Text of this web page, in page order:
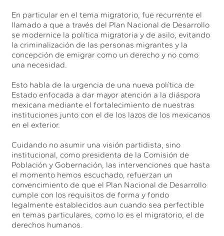
En particular en el tema migratorio, fue recurrente el
llamado a que a través del Plan Nacional de Desarrollo
se modernice la política migratoria y de asilo, evitando
la criminalización de las personas migrantes y la
concepción de emigrar como un derecho y no como
una necesidad.
Esto habla de la urgencia de una nueva política de
Estado enfocada a dar mayor atención a la diáspora
mexicana mediante el fortalecimiento de nuestras
instituciones junto con el de los lazos de los mexicanos
en el exterior.
Cuidando no asumir una visión partidista, sino
institucional, como presidenta de la Comisión de
Población y Gobernación, las intervenciones que hasta
el momento hemos escuchado, refuerzan un
convencimiento de que el Plan Nacional de Desarrollo
cumple con los requisitos de forma y fondo
legalmente establecidos aun cuando sea perfectible
en temas particulares, como lo es el migratorio, el de
derechos humanos.